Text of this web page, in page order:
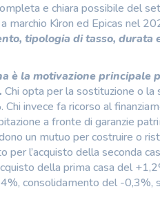
e chiara possibile del
Kìron ed Epicas nel
tipologia di tasso, durata
è la motivazione principale
Chi opta per la sostituzione o la
invece fa ricorso al
a fronte di garanzie
un mutuo per costruire o
per l’acquisto della seconda
della prima casa del
consolidamento del -